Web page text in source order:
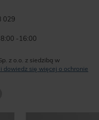
029
8:00 -16:00
z o.o. z siedzibą w
dowiedz się więcej o ochronie
Google+